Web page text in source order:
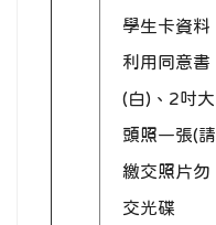
學生卡資料
利用同意書
(白)、2吋大
頭照一張(請
繳交照片勿
交光碟